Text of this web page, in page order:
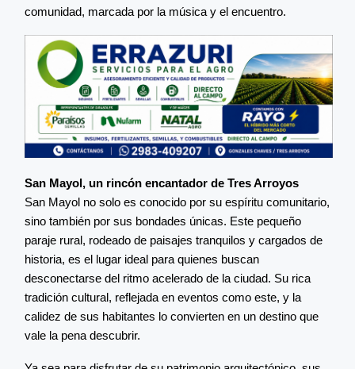
comunidad, marcada por la música y el encuentro.
San Mayol, un rincón encantador de Tres Arroyos
San Mayol no solo es conocido por su espíritu comunitario,
sino también por sus bondades únicas. Este pequeño
paraje rural, rodeado de paisajes tranquilos y cargados de
historia, es el lugar ideal para quienes buscan
desconectarse del ritmo acelerado de la ciudad. Su rica
tradición cultural, reflejada en eventos como este, y la
calidez de sus habitantes lo convierten en un destino que
vale la pena descubrir.